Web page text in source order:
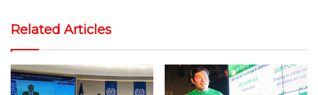
Related Articles